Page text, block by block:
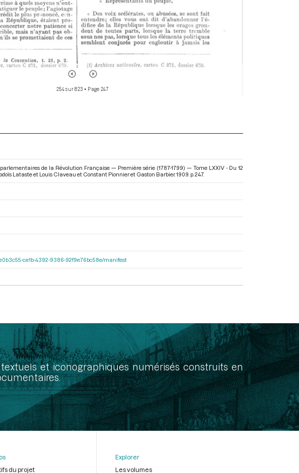
254 sur 823 • Page 247
de la Révolution Française — Première série (1787-1799) — Tome LXXIV - Du 12
Lataste et Louis Claveau et Constant Pionnier et Gaston Barbier. 1909. p. 247.
ce1b-4392-9386-92f9e76bc58e/manifest
et iconographiques numérisés construits en
du projet
Explorer
Les volumes